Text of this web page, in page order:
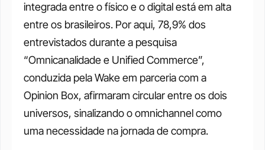
integrada entre o físico e o digital está em alta
entre os brasileiros. Por aqui, 78,9% dos
entrevistados durante a pesquisa
“Omnicanalidade e Unified Commerce”,
conduzida pela Wake em parceria com a
Opinion Box, afirmaram circular entre os dois
universos, sinalizando o omnichannel como
uma necessidade na jornada de compra.